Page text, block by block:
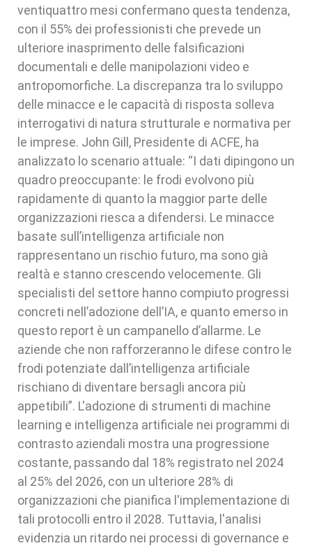
ventiquattro mesi confermano questa tendenza,
con il 55% dei professionisti che prevede un
ulteriore inasprimento delle falsificazioni
documentali e delle manipolazioni video e
antropomorfiche. La discrepanza tra lo sviluppo
delle minacce e le capacità di risposta solleva
interrogativi di natura strutturale e normativa per
le imprese. John Gill, Presidente di ACFE, ha
analizzato lo scenario attuale: “I dati dipingono un
quadro preoccupante: le frodi evolvono più
rapidamente di quanto la maggior parte delle
organizzazioni riesca a difendersi. Le minacce
basate sull’intelligenza artificiale non
rappresentano un rischio futuro, ma sono già
realtà e stanno crescendo velocemente. Gli
specialisti del settore hanno compiuto progressi
concreti nell’adozione dell’IA, e quanto emerso in
questo report è un campanello d’allarme. Le
aziende che non rafforzeranno le difese contro le
frodi potenziate dall’intelligenza artificiale
rischiano di diventare bersagli ancora più
appetibili”. L'adozione di strumenti di machine
learning e intelligenza artificiale nei programmi di
contrasto aziendali mostra una progressione
costante, passando dal 18% registrato nel 2024
al 25% del 2026, con un ulteriore 28% di
organizzazioni che pianifica l'implementazione di
tali protocolli entro il 2028. Tuttavia, l'analisi
evidenzia un ritardo nei processi di governance e